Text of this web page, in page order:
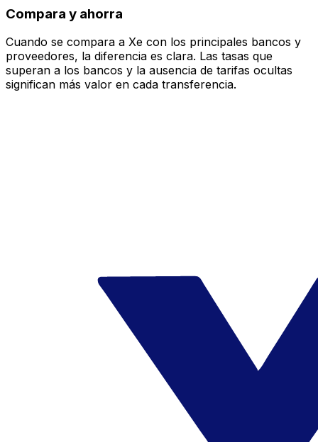
Compara y ahorra
Cuando se compara a Xe con los principales bancos y
proveedores, la diferencia es clara. Las tasas que
superan a los bancos y la ausencia de tarifas ocultas
significan más valor en cada transferencia.